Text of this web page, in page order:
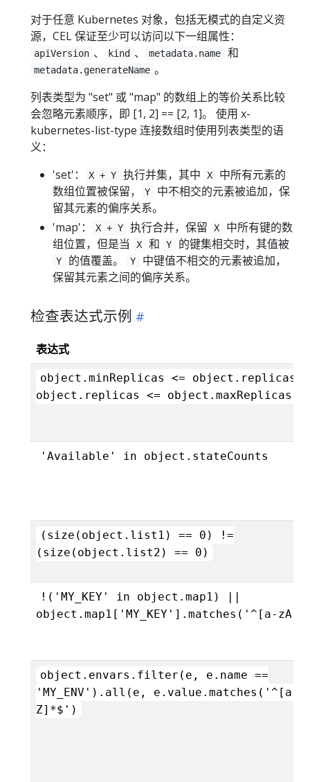
对于任意 Kubernetes 对象，包括无模式的自定义资
源，CEL 保证至少可以访问以下一组属性：
apiVersion 、 kind 、 metadata.name 和
metadata.generateName 。
列表类型为 "set" 或 "map" 的数组上的等价关系比较
会忽略元素顺序，即 [1, 2] == [2, 1]。 使用 x-
kubernetes-list-type 连接数组时使用列表类型的语
义：
'set'：
X + Y 执行并集，其中 X
中所有元素的
数组位置被保留，
Y
中不相交的元素被追加，保
留其元素的偏序关系。
'map'：
X + Y 执行合并，保留 X
中所有键的数
组位置，但是当
X 和 Y 的键集相交时，其值被
Y 的值覆盖。 Y
中键值不相交的元素被追加，
保留其元素之间的偏序关系。
检查表达式示例
表达式
object.minReplicas <= object.replicas
object.replicas <= object.maxReplicas
'Available' in object.stateCounts
(size(object.list1) == 0) !=
(size(object.list2) == 0)
!('MY_KEY' in object.map1) ||
object.map1['MY_KEY'].matches('^[a-zA-
object.envars.filter(e, e.name ==
'MY_ENV').all(e, e.value.matches('^[a-
Z]*$')